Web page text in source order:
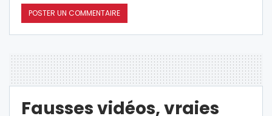
Fausses vidéos, vraies